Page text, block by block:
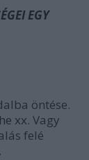
EGY
öntése.
xx. Vagy
felé